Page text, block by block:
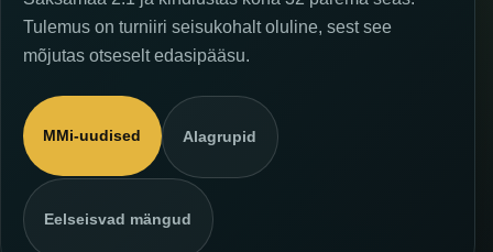
Tulemus on turniiri seisukohalt oluline, sest see
mõjutas otseselt edasipääsu.
MMi-uudised Alagrupid
Eelseisvad mängud